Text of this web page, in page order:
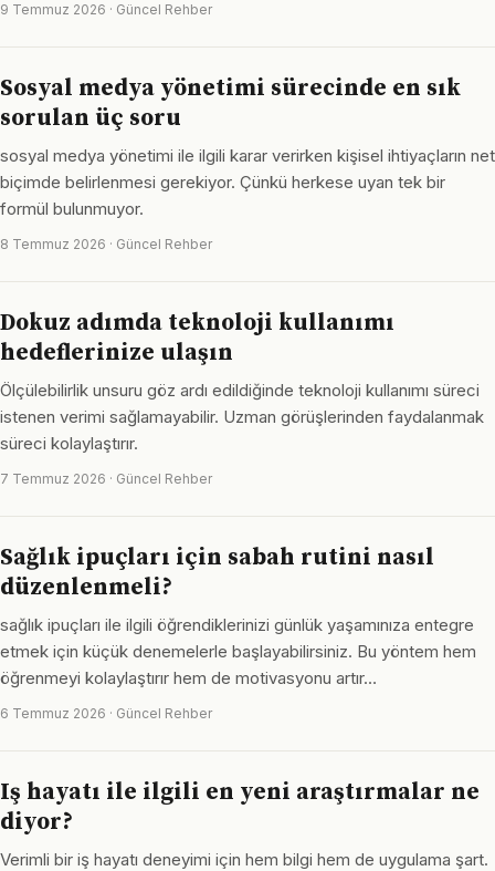
9 Temmuz 2026 · Güncel Rehber
Sosyal medya yönetimi sürecinde en sık
sorulan üç soru
sosyal medya yönetimi ile ilgili karar verirken kişisel ihtiyaçların net
biçimde belirlenmesi gerekiyor. Çünkü herkese uyan tek bir
formül bulunmuyor.
8 Temmuz 2026 · Güncel Rehber
Dokuz adımda teknoloji kullanımı
hedeflerinize ulaşın
Ölçülebilirlik unsuru göz ardı edildiğinde teknoloji kullanımı süreci
istenen verimi sağlamayabilir. Uzman görüşlerinden faydalanmak
süreci kolaylaştırır.
7 Temmuz 2026 · Güncel Rehber
Sağlık ipuçları için sabah rutini nasıl
düzenlenmeli?
sağlık ipuçları ile ilgili öğrendiklerinizi günlük yaşamınıza entegre
etmek için küçük denemelerle başlayabilirsiniz. Bu yöntem hem
öğrenmeyi kolaylaştırır hem de motivasyonu artır…
6 Temmuz 2026 · Güncel Rehber
Iş hayatı ile ilgili en yeni araştırmalar ne
diyor?
Verimli bir iş hayatı deneyimi için hem bilgi hem de uygulama şart.